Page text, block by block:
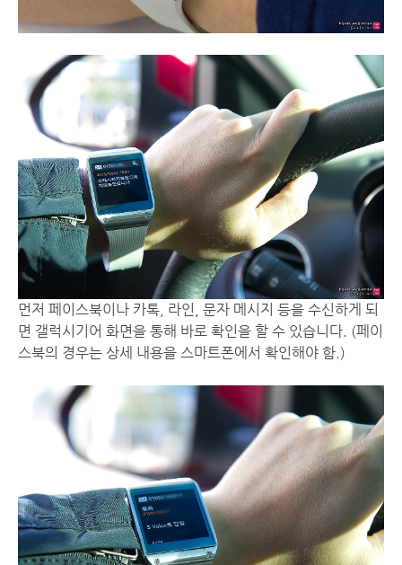
먼저 페이스북이나 카톡, 라인, 문자 메시지 등을 수신하게 되
면 갤럭시기어 화면을 통해 바로 확인을 할 수 있습니다. (페이
스북의 경우는 상세 내용을 스마트폰에서 확인해야 함.)